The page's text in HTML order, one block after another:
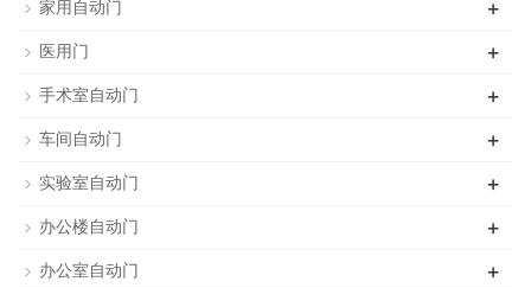
家用自动门 +
医用门 +
手术室自动门 +
车间自动门 +
实验室自动门 +
办公楼自动门 +
办公室自动门 +